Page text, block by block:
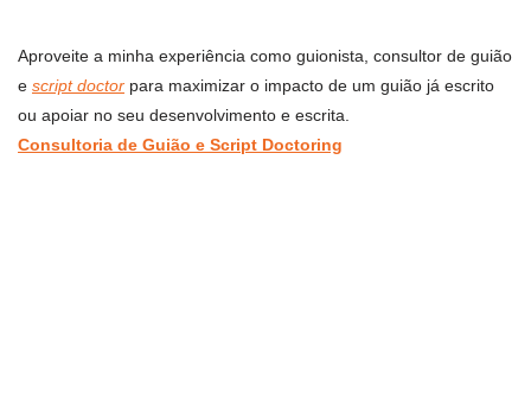
Aproveite a minha experiência como guionista, consultor de guião
e script doctor para maximizar o impacto de um guião já escrito
ou apoiar no seu desenvolvimento e escrita.
Consultoria de Guião e Script Doctoring